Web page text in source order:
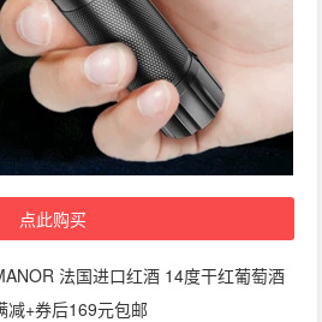
点此购买
法国进口红酒 14度干红葡萄酒
减+券后169元包邮